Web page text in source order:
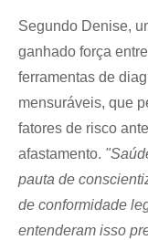
Segundo Denise,
ganhado força
ferramentas de
mensuráveis, que
fatores de risco
afastamento.
pauta de
de conformidade
entenderam isso